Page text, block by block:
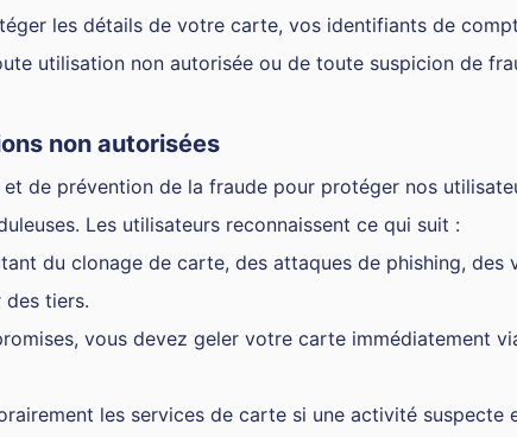
les détails de votre carte, vos identifiants de
utilisation non autorisée ou de toute suspicion de
non autorisées
de prévention de la fraude pour protéger nos
Les utilisateurs reconnaissent ce qui suit :
du clonage de carte, des attaques de phishing,
tiers.
vous devez geler votre carte immédiatement
les services de carte si une activité